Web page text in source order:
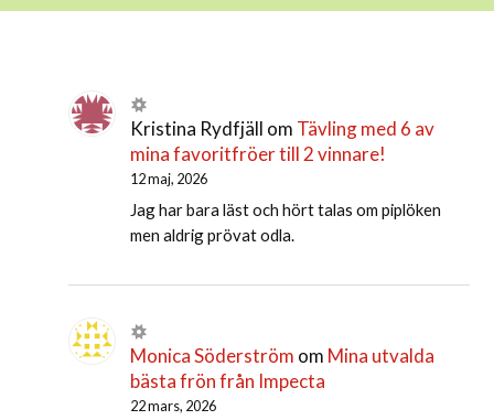
Kristina Rydfjäll om Tävling med 6 av
mina favoritfröer till 2 vinnare!
12 maj, 2026
Jag har bara läst och hört talas om piplöken
men aldrig prövat odla.
Monica Söderström om Mina utvalda
bästa frön från Impecta
22 mars, 2026